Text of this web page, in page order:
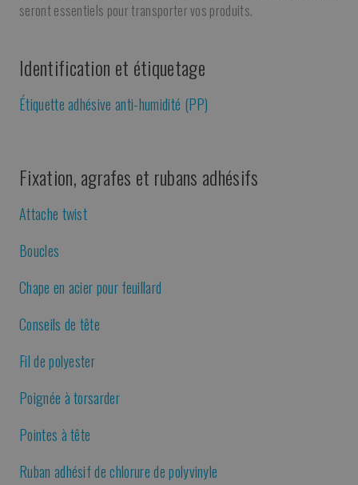
seront essentiels pour transporter vos produits.
Identification et étiquetage
Étiquette adhésive anti-humidité (PP)
Fixation, agrafes et rubans adhésifs
Attache twist
Boucles
Chape en acier pour feuillard
Conseils de tête
Fil de polyester
Poignée à torsarder
Pointes à tête
Ruban adhésif de chlorure de polyvinyle